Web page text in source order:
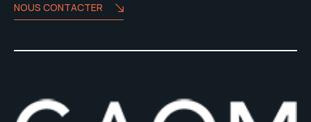
NOUS CONTACTER